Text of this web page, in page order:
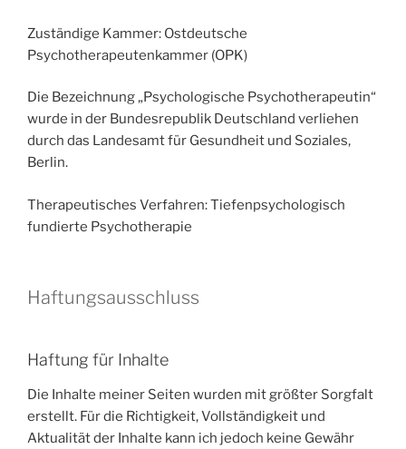
Zuständige Kammer: Ostdeutsche
Psychotherapeutenkammer (OPK)
Die Bezeichnung „Psychologische Psychotherapeutin“
wurde in der Bundesrepublik Deutschland verliehen
durch das Landesamt für Gesundheit und Soziales,
Berlin.
Therapeutisches Verfahren: Tiefenpsychologisch
fundierte Psychotherapie
Haftungsausschluss
Haftung für Inhalte
Die Inhalte meiner Seiten wurden mit größter Sorgfalt
erstellt. Für die Richtigkeit, Vollständigkeit und
Aktualität der Inhalte kann ich jedoch keine Gewähr